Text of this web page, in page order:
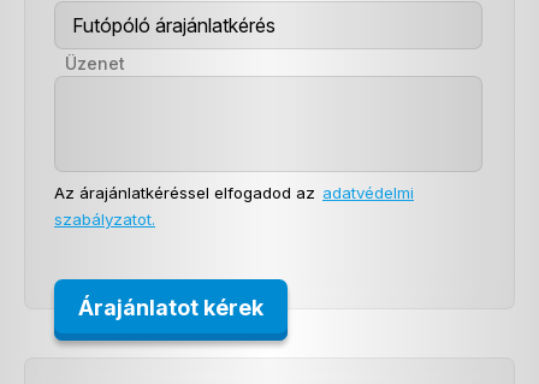
Üzenet
Az árajánlatkéréssel elfogadod az adatvédelmi
szabályzatot.